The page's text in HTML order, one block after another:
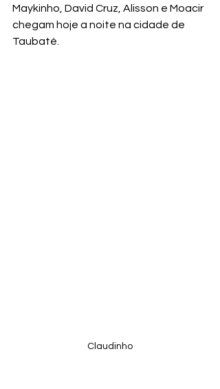
Maykinho, David Cruz, Alisson e Moacir
chegam hoje a noite na cidade de
Taubaté.
Claudinho